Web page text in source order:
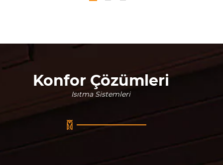
Konfor Çözümleri
Isıtma Sistemleri